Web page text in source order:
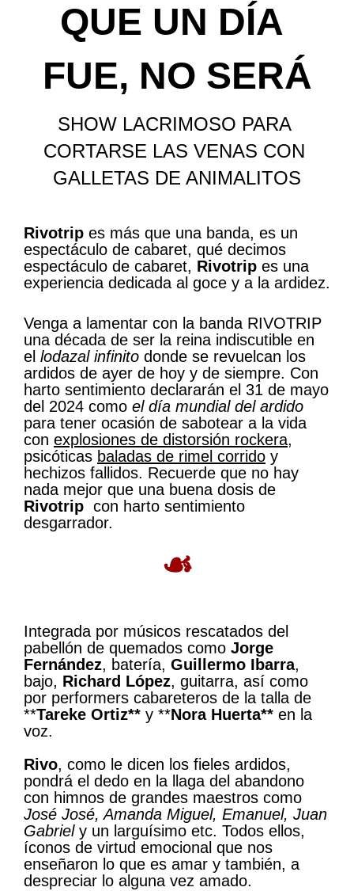
QUE UN DÍA
FUE, NO SERÁ
SHOW LACRIMOSO PARA
CORTARSE LAS VENAS CON
GALLETAS DE ANIMALITOS
Rivotrip es más que una banda, es un
espectáculo de cabaret, qué decimos
espectáculo de cabaret, Rivotrip es una
experiencia dedicada al goce y a la ardidez.
Venga a lamentar con la banda RIVOTRIP
una década de ser la reina indiscutible en
el lodazal infinito donde se revuelcan los
ardidos de ayer de hoy y de siempre. Con
harto sentimiento declararán el 31 de mayo
del 2024 como el día mundial del ardido
para tener ocasión de sabotear a la vida
con explosiones de distorsión rockera,
psicóticas baladas de rimel corrido y
hechizos fallidos. Recuerde que no hay
nada mejor que una buena dosis de
Rivotrip con harto sentimiento
desgarrador.
☙
Integrada por músicos rescatados del
pabellón de quemados como Jorge
Fernández, batería, Guillermo Ibarra,
bajo, Richard López, guitarra, así como
por performers cabareteros de la talla de
**Tareke Ortiz** y **Nora Huerta** en la
voz.
Rivo, como le dicen los fieles ardidos,
pondrá el dedo en la llaga del abandono
con himnos de grandes maestros como
José José, Amanda Miguel, Emanuel, Juan
Gabriely un larguísimo etc. Todos ellos,
íconos de virtud emocional que nos
enseñaron lo que es amar y también, a
despreciar lo alguna vez amado.